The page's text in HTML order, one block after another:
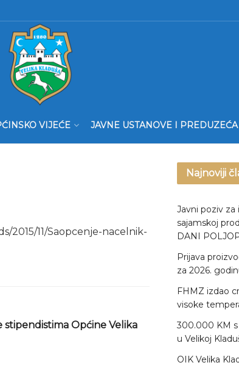
VIJEĆE JAVNE USTANOVE I PREDUZEĆA
2015/11/Saopcenje-nacelnik-
stipendistima Općine Velika
Najnoviji
Javni poziv za
sajamskoj
DANI
Prijava
za 2026.
FHMZ izdao
visoke
300.000 KM
u Velikoj
OIK Velika